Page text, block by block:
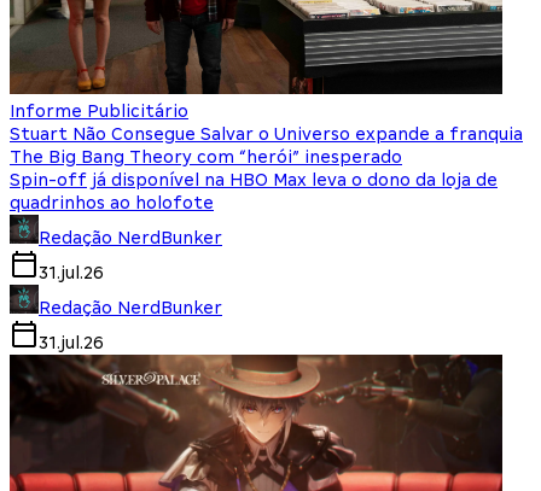
Informe Publicitário
Stuart Não Consegue Salvar o Universo expande a franquia
The Big Bang Theory com “herói” inesperado
Spin-off já disponível na HBO Max leva o dono da loja de
quadrinhos ao holofote
Redação NerdBunker
31.jul.26
Redação NerdBunker
31.jul.26